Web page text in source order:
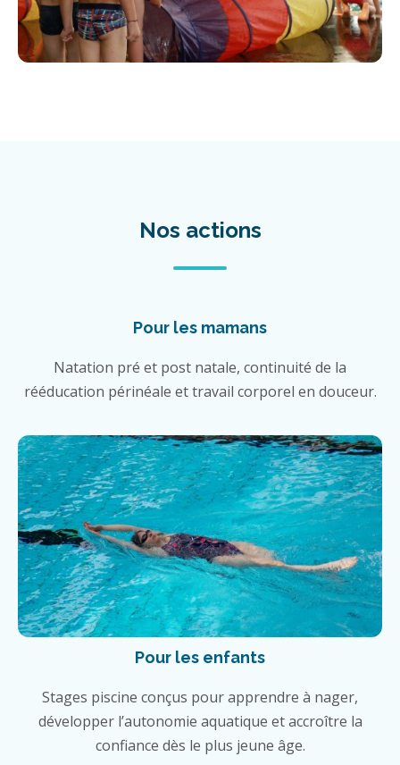
Nos actions
Pour les mamans
Natation pré et post natale, continuité de la
rééducation périnéale et travail corporel en douceur.
Pour les enfants
Stages piscine conçus pour apprendre à nager,
développer l’autonomie aquatique et accroître la
confiance dès le plus jeune âge.